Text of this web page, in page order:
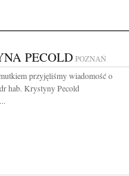
PECOLDPOZNAŃ
przyjęliśmy wiadomość o
hab. Krystyny Pecold